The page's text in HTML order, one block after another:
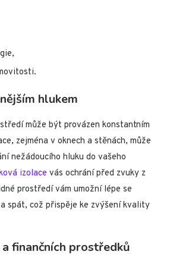
hlukem
může být provázen konstantním
zejména v oknech a stěnách, může
nežádoucího hluku do vašeho
izolace vás ochrání před zvuky z
prostředí vám umožní lépe se
spát, což přispěje ke zvýšení kvality
finančních prostředků